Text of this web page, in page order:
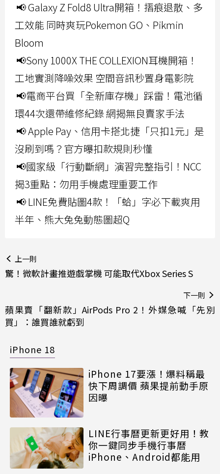
📢 Galaxy Z Fold8 Ultra開箱！摺痕退散、多
工效能 同時爽玩Pokemon GO、Pikmin
Bloom
📢Sony 1000X THE COLLEXION耳機開箱！
工地實測降噪效果 空間音訊秒置身電影院
📢電商平台買「全新庫存機」踩雷！電池循
環44次還帶維修紀錄 網揭無良賣家手法
📢 Apple Pay、信用卡搭北捷「只扣1元」是
沒刷到嗎？官方曝扣款規則秒懂
📢國家級「行動斷網」演習完整指引！NCC
揭3重點：勿用手機處理重要工作
📢 LINE免費貼圖4款！「蛤」字必下載爽用
半年、熊大兔兔動態圖超Q
上一則
驚！微軟計畫推遊戲掌機 可能取代Xbox Series S
下一則
蘋果賣「翻新款」AirPods Pro 2！外媒急喊「先別
買」：誰買誰就虧到
iPhone 18
iPhone 17要漲！爆料稱最
快下周調價 蘋果提前動手原
因曝
LINE行事曆更新更好用！教
你一鍵同步手機行事曆
iPhone、Android都能用